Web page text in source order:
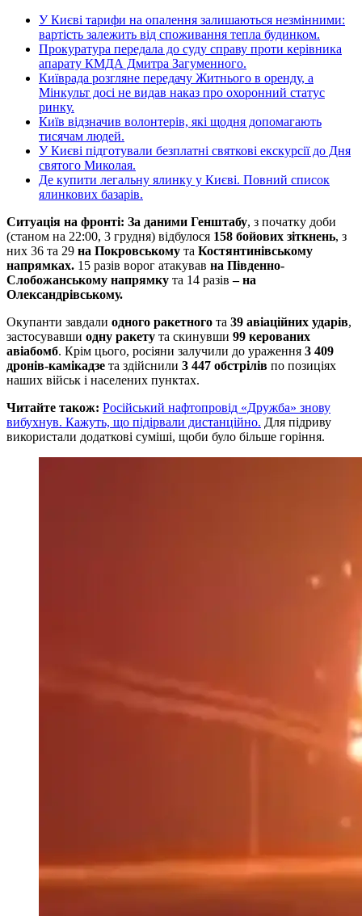
У Києві тарифи на опалення залишаються незмінними:
вартість залежить від споживання тепла будинком.
Прокуратура передала до суду справу проти керівника
апарату КМДА Дмитра Загуменного.
Київрада розгляне передачу Житнього в оренду, а
Мінкульт досі не видав наказ про охоронний статус
ринку.
Київ відзначив волонтерів, які щодня допомагають
тисячам людей.
У Києві підготували безплатні святкові екскурсії до Дня
святого Миколая.
Де купити легальну ялинку у Києві. Повний список
ялинкових базарів.
Ситуація на фронті: За даними Генштабу, з початку доби
(станом на 22:00, 3 грудня) відбулося 158 бойових зіткнень, з
них 36 та 29 на Покровському та Костянтинівському
напрямках. 15 разів ворог атакував на Південно-
Слобожанському напрямку та 14 разів – на
Олександрівському.
Окупанти завдали одного ракетного та 39 авіаційних ударів,
застосувавши одну ракету та скинувши 99 керованих
авіабомб. Крім цього, росіяни залучили до ураження 3 409
дронів-камікадзе та здійснили 3 447 обстрілів по позиціях
наших військ і населених пунктах.
Читайте також: Російський нафтопровід «Дружба» знову
вибухнув. Кажуть, що підірвали дистанційно. Для підриву
використали додаткові суміші, щоби було більше горіння.